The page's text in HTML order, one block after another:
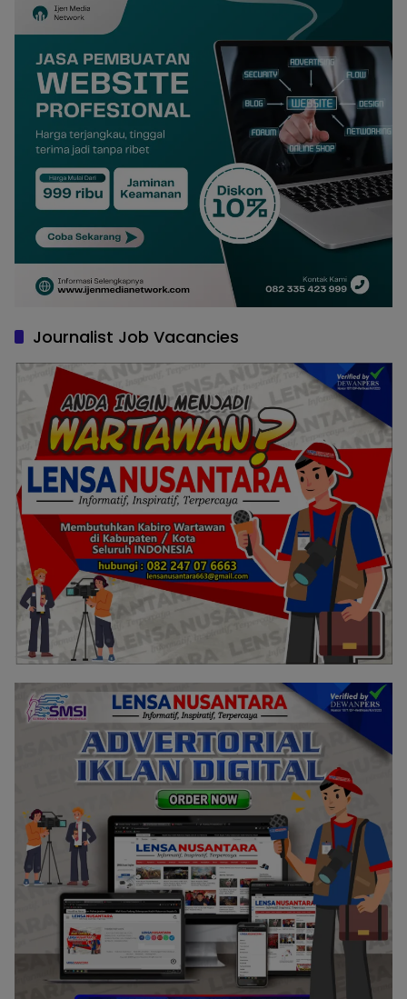
Journalist Job Vacancies